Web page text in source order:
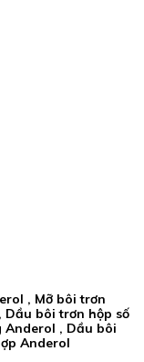
, Mỡ bôi trơn
bôi trơn hộp số
, Dầu bôi
Anderol